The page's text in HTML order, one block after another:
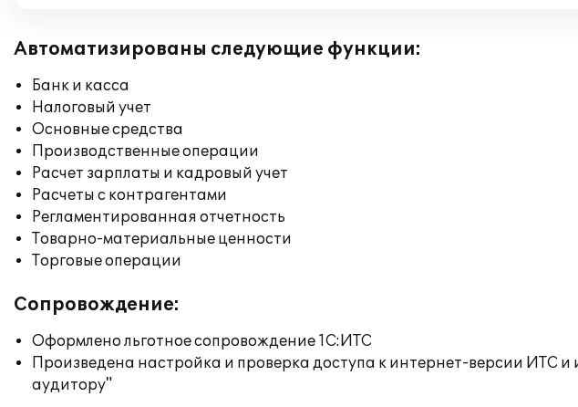
Автоматизированы следующие функции:
Банк и касса
Налоговый учет
Основные средства
Производственные операции
Расчет зарплаты и кадровый учет
Расчеты с контрагентами
Регламентированная отчетность
Товарно-материальные ценности
Торговые операции
Сопровождение:
Оформлено льготное сопровождение 1С:ИТС
Произведена настройка и проверка доступа к интернет-версии ИТС
аудитору"